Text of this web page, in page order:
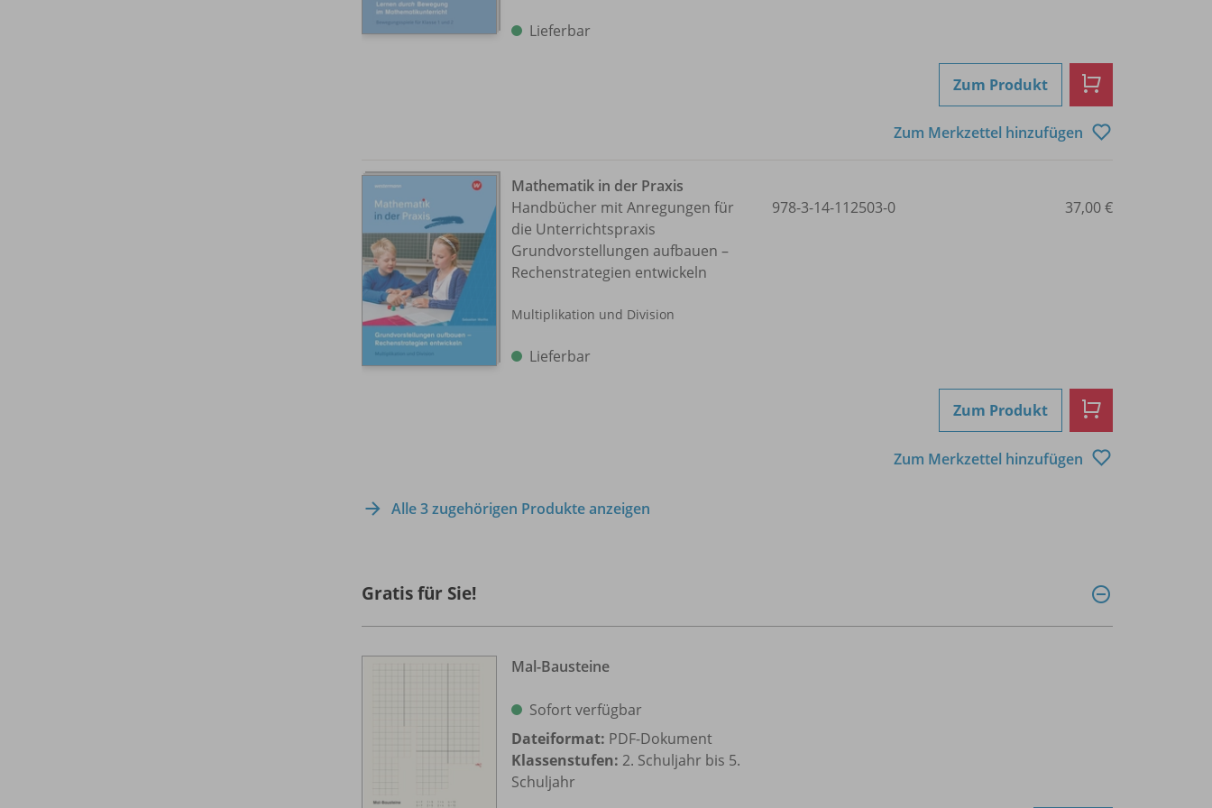
Lieferbar
Zum Produkt
Zum Merkzettel hinzufügen
Mathematik in der Praxis
Handbücher mit Anregungen für
die Unterrichtspraxis
Grundvorstellungen aufbauen –
Rechenstrategien entwickeln
Multiplikation und Division
Lieferbar
978-3-14-112503-0 37,00 €
Zum Produkt
Zum Merkzettel hinzufügen
Alle 3 zugehörigen Produkte anzeigen
Gratis für Sie!
Mal-Bausteine
Sofort verfügbar
Dateiformat: PDF-Dokument
Klassenstufen: 2. Schuljahr bis 5.
Schuljahr